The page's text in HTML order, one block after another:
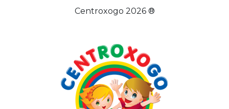
Centroxogo 2026 ®